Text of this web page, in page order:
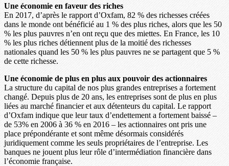
Une économie en faveur des riches
En 2017, d’après le rapport d’Oxfam, 82 % des richesses créées
dans le monde ont bénéficié au 1 % des plus riches, alors que les 50
% les plus pauvres n’en ont reçu que des miettes. En France, les 10
% les plus riches détiennent plus de la moitié des richesses
nationales quand les 50 % les plus pauvres ne se partagent que 5 %
de cette richesse.
Une économie de plus en plus aux pouvoir des actionnaires
La structure du capital de nos plus grandes entreprises a fortement
changé. Depuis plus de 20 ans, les entreprises sont de plus en plus
liées au marché financier et aux détenteurs du capital. Le rapport
d’Oxfam indique que leur taux d’endettement a fortement baissé –
de 53% en 2006 à 36 % en 2016 – les actionnaires ont pris une
place prépondérante et sont même désormais considérés
juridiquement comme les seuls propriétaires de l’entreprise. Les
banques ne jouent plus leur rôle d’intermédiation financière dans
l’économie française.